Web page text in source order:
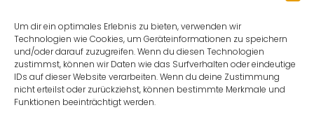
Um dir ein optimales Erlebnis zu bieten, verwenden wir
Technologien wie Cookies, um Geräteinformationen zu speichern
und/oder darauf zuzugreifen. Wenn du diesen Technologien
zustimmst, können wir Daten wie das Surfverhalten oder eindeutige
IDs auf dieser Website verarbeiten. Wenn du deine Zustimmung
nicht erteilst oder zurückziehst, können bestimmte Merkmale und
Funktionen beeinträchtigt werden.